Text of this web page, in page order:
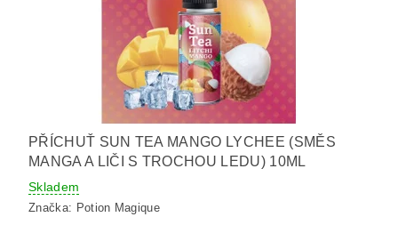
PŘÍCHUŤ SUN TEA MANGO LYCHEE (SMĚS
MANGA A LIČI S TROCHOU LEDU) 10ML
Skladem
Značka: Potion Magique